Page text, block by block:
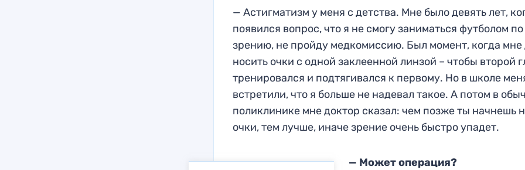
— Астигматизм у меня с детства. Мне было девять лет,
появился вопрос, что я не смогу заниматься футболом по
зрению, не пройду медкомиссию. Был момент, когда мне
носить очки с одной заклеенной линзой – чтобы второй
тренировался и подтягивался к первому. Но в школе
встретили, что я больше не надевал такое. А потом в
поликлинике мне доктор сказал: чем позже ты начнешь
очки, тем лучше, иначе зрение очень быстро упадет.
— Может операция?